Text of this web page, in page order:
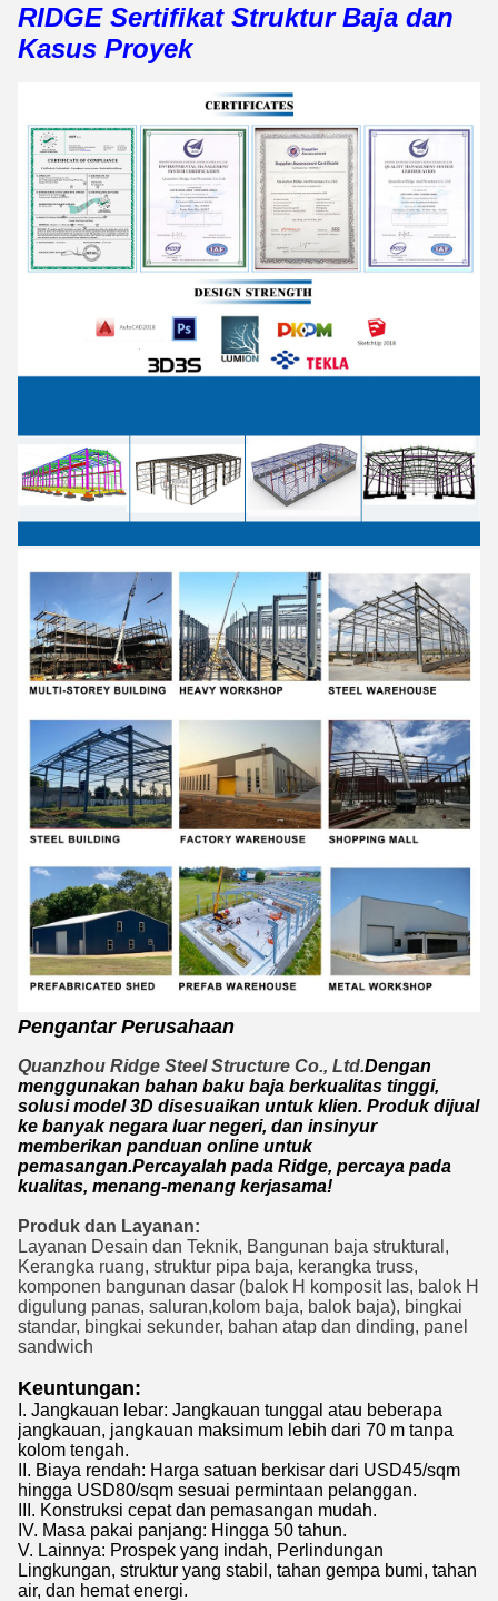
RIDGE Sertifikat Struktur Baja dan
Kasus Proyek
Pengantar Perusahaan
Quanzhou Ridge Steel Structure Co., Ltd.Dengan
menggunakan bahan baku baja berkualitas tinggi,
solusi model 3D disesuaikan untuk klien. Produk dijual
ke banyak negara luar negeri, dan insinyur
memberikan panduan online untuk
pemasangan.Percayalah pada Ridge, percaya pada
kualitas, menang-menang kerjasama!
Produk dan Layanan:
Layanan Desain dan Teknik, Bangunan baja struktural,
Kerangka ruang, struktur pipa baja, kerangka truss,
komponen bangunan dasar (balok H komposit las, balok H
digulung panas, saluran,kolom baja, balok baja), bingkai
standar, bingkai sekunder, bahan atap dan dinding, panel
sandwich
Keuntungan:
I. Jangkauan lebar: Jangkauan tunggal atau beberapa
jangkauan, jangkauan maksimum lebih dari 70 m tanpa
kolom tengah.
II. Biaya rendah: Harga satuan berkisar dari USD45/sqm
hingga USD80/sqm sesuai permintaan pelanggan.
III. Konstruksi cepat dan pemasangan mudah.
IV. Masa pakai panjang: Hingga 50 tahun.
V. Lainnya: Prospek yang indah, Perlindungan
Lingkungan, struktur yang stabil, tahan gempa bumi, tahan
air, dan hemat energi.